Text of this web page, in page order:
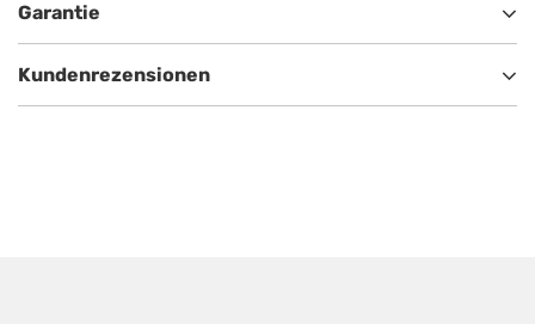
Garantie
Kundenrezensionen